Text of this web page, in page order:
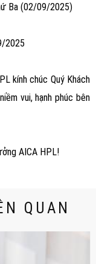
Ba (02/09/2025)
2025
kính chúc Quý Khách
vui, hạnh phúc bên
AICA HPL!
QUAN